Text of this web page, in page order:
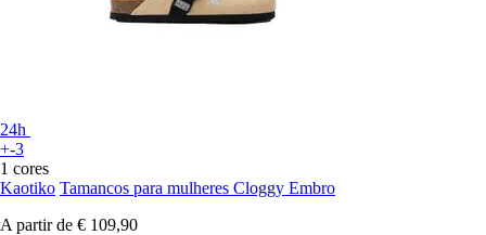
24h
+-3
1 cores
Kaotiko Tamancos para mulheres Cloggy Embro
A partir de € 109,90